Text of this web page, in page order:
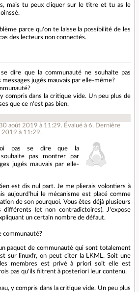
mais tu peux cliquer sur le titre et tu as le
parce qu'on te laisse la possibilité de les
des lecteurs non connectés.
dire que la communauté ne souhaite pas
jugés mauvais par elle-même?
compris dans la critique vide. Un peu plus de
que ce n'est pas bien.
août 2019 à 11:29. Évalué à6. Dernière
2019 à 11:29.
pas se dire que la
pas montrer par
jugés mauvais par elle-
est dis nul part. Je me plierais volontiers à
aujourd'hui le mécanisme est placé comme
de son pourquoi. Vous êtes déjà plusieurs
(et non contradictoires). J'expose
un certain nombre de défaut.
communauté?
paquet de communauté qui sont totalement
sur linuxfr, on peut citer la LKML. Soit une
membres est privé à priori soit elle est
pas qu'ils filtrent à posteriori leur contenu.
y compris dans la critique vide. Un peu plus